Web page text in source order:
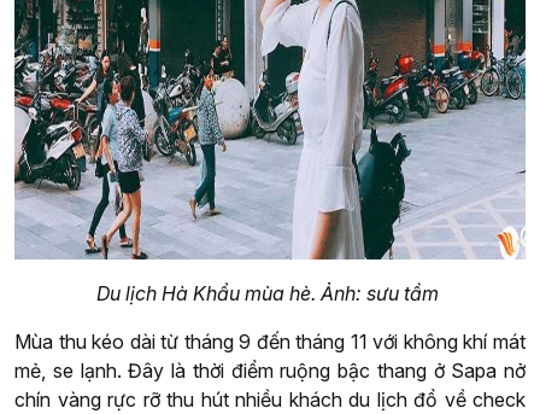
Du lịch Hà Khẩu mùa hè. Ảnh: sưu tầm
Mùa thu kéo dài từ tháng 9 đến tháng 11 với không khí mát
mẻ, se lạnh. Đây là thời điểm ruộng bậc thang ở Sapa nở
chín vàng rực rỡ thu hút nhiều khách du lịch đổ về check